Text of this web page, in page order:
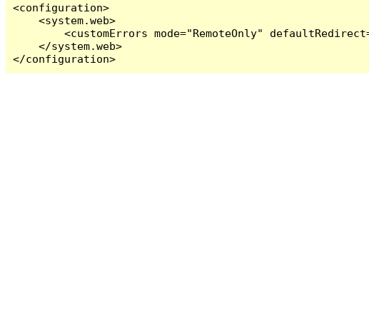
<configuration>
    <system.web>
<customErrors mode="RemoteOnly"
    </system.web>
</configuration>